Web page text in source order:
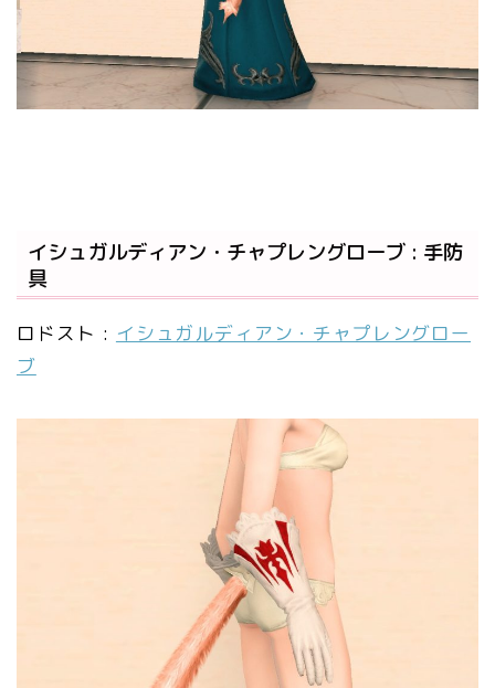
イシュガルディアン・チャプレングローブ : 手防
具
ロドスト : イシュガルディアン・チャプレングロー
ブ